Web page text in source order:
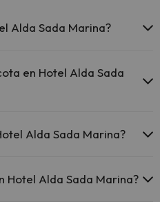
Alda Sada Marina?
Wi-Fi gratuito en zonas
en Hotel Alda Sada
las condiciones.
Alda Sada Marina?
Hotel Alda Sada Marina?